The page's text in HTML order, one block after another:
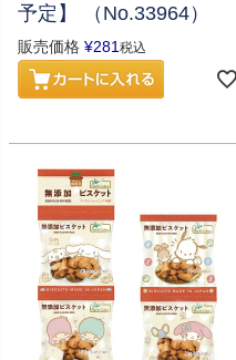
予定】 （No.33964）
販売価格 ¥281 税込